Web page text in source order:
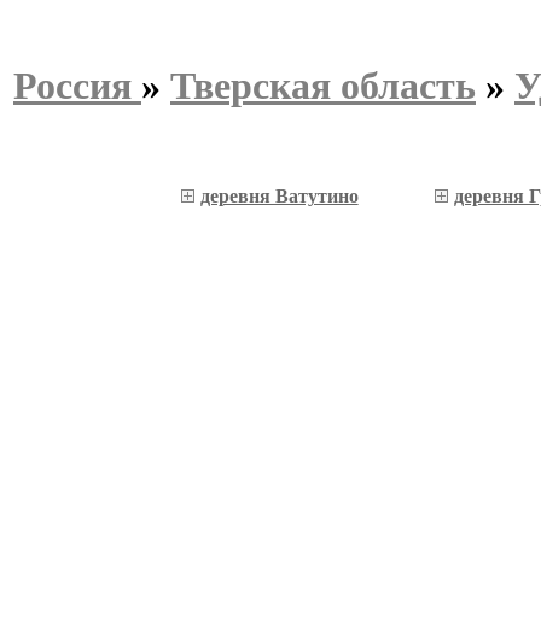
Россия » Тверская область »
деревня Ватутино деревня